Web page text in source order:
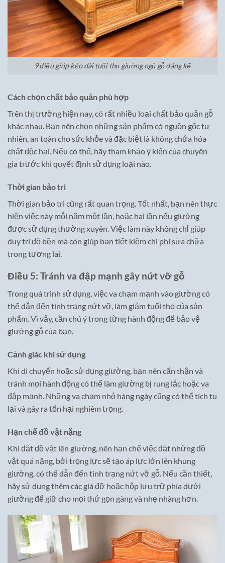
9 điều giúp kéo dài tuổi thọ giường ngủ gỗ đáng kể
Cách chọn chất bảo quản phù hợp
Trên thị trường hiện nay, có rất nhiều loại chất bảo quản gỗ
khác nhau. Bạn nên chọn những sản phẩm có nguồn gốc tự
nhiên, an toàn cho sức khỏe và đặc biệt là không chứa hóa
chất độc hại. Nếu có thể, hãy tham khảo ý kiến của chuyên
gia trước khi quyết định sử dụng loại nào.
Thời gian bảo trì
Thời gian bảo trì cũng rất quan trọng. Tốt nhất, bạn nên thực
hiện việc này mỗi năm một lần, hoặc hai lần nếu giường
được sử dụng thường xuyên. Việc làm này không chỉ giúp
duy trì độ bền mà còn giúp bạn tiết kiệm chi phí sửa chữa
trong tương lai.
Điều 5: Tránh va đập mạnh gây nứt vỡ gỗ
Trong quá trình sử dụng, việc va chạm mạnh vào giường có
thể dẫn đến tình trạng nứt vỡ, làm giảm tuổi thọ của sản
phẩm. Vì vậy, cần chú ý trong từng hành động để bảo vệ
giường gỗ của bạn.
Cảnh giác khi sử dụng
Khi di chuyển hoặc sử dụng giường, bạn nên cẩn thận và
tránh mọi hành động có thể làm giường bị rung lắc hoặc va
đập mạnh. Những va chạm nhỏ hàng ngày cũng có thể tích tụ
lại và gây ra tổn hại nghiêm trọng.
Hạn chế đồ vật nặng
Khi đặt đồ vật lên giường, nên hạn chế việc đặt những đồ
vật quá nặng, bởi trọng lực sẽ tạo áp lực lớn lên khung
giường, có thể dẫn đến tình trạng nứt vỡ gỗ. Nếu cần thiết,
hãy sử dụng thêm các giá đỡ hoặc hộp lưu trữ phía dưới
giường để giữ cho mọi thứ gọn gàng và nhẹ nhàng hơn.